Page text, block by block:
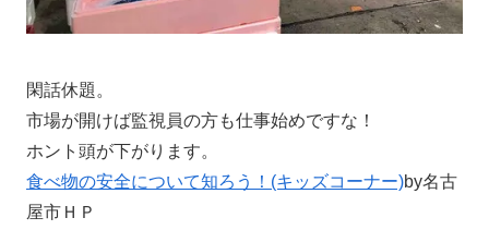
閑話休題。
市場が開けば監視員の方も仕事始めですな！
ホント頭が下がります。
食べ物の安全について知ろう！(キッズコーナー)by名古
屋市ＨＰ